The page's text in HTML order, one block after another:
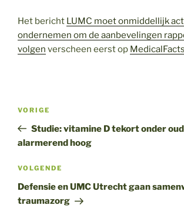
Het bericht LUMC moet onmiddellijk
ondernemen om de aanbevelingen
volgen verscheen eerst op
Vorig
bericht
VORIGE
Studie: vitamine D tekort onder
alarmerend hoog
Volgend
bericht
VOLGENDE
Defensie en UMC Utrecht gaan
traumazorg